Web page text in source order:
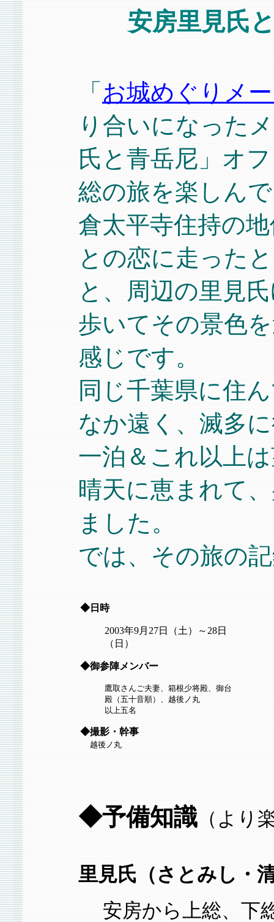
安房里見氏
「 お城めぐりメ
り合いになった
氏と青岳尼」オ
総の旅を楽しん
倉太平寺住持の
との恋に走った
と、周辺の里見
歩いてその景色
感じです。
同じ千葉県に住
なか遠く、滅多
一泊＆これ以上
晴天に恵まれて
ました。
では、その旅の
◆日時
2003年9月27日（土）～28日
（日）
◆御参陣メンバー
鷹取さんご夫妻、箱根少将殿、御台
殿（五十音順）、越後ノ丸
以上五名
◆撮影・幹事
越後ノ丸
◆予備知識 （より
里見氏（さとみし・
安房から上総、下